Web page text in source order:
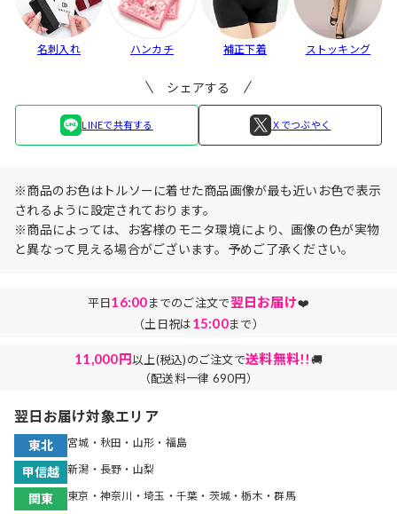
名刺入れ ハンカチ 補正下着 ストッキング
シェアする
LINEで共有する Ｘでつぶやく
※商品のお色はトルソーに着せた商品画像が最も近いお色で表示
されるように設定されております。
※商品によっては、お客様のモニタ環境により、画像の色が実物
と異なって見える場合がございます。予めご了承ください。
平日16:00までのご注文で翌日お届け❤️
（土日祝は15:00まで）
11,000円以上(税込)のご注文で送料無料!!🚚
（配送料一律 690円）
翌日お届け対象エリア
東北 宮城・秋田・山形・福島
甲信越 新潟・長野・山梨
関東 東京・神奈川・埼玉・千葉・茨城・栃木・群馬